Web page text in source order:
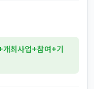
최사업+참여+기